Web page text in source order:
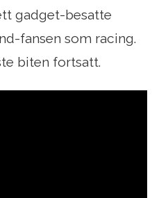
gadget-besatte
fansen som racing.
biten fortsatt.